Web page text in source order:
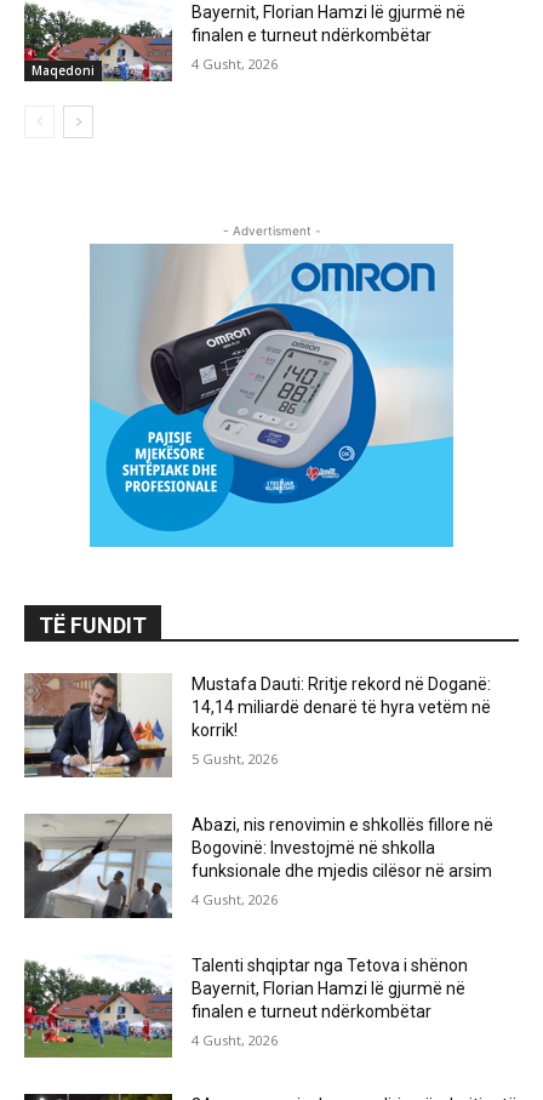
Maqedoni
Bayernit, Florian Hamzi lë gjurmë në
finalen e turneut ndërkombëtar
4 Gusht, 2026
- Advertisment -
TË FUNDIT
Mustafa Dauti: Rritje rekord në Doganë:
14,14 miliardë denarë të hyra vetëm në
korrik!
5 Gusht, 2026
Abazi, nis renovimin e shkollës fillore në
Bogovinë: Investojmë në shkolla
funksionale dhe mjedis cilësor në arsim
4 Gusht, 2026
Talenti shqiptar nga Tetova i shënon
Bayernit, Florian Hamzi lë gjurmë në
finalen e turneut ndërkombëtar
4 Gusht, 2026